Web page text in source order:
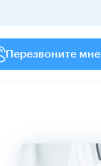
Перезвоните мне